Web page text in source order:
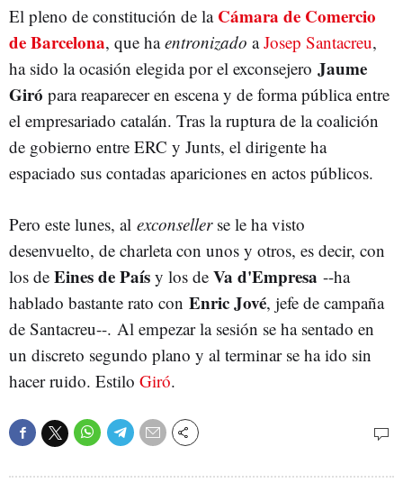
El pleno de constitución de la Cámara de Comercio
de Barcelona, que haentronizado aJosep Santacreu,
ha sido la ocasión elegida por el exconsejero Jaume
Giró para reaparecer en escena y de forma pública entre
el empresariado catalán. Tras la ruptura de la coalición
de gobierno entre ERC y Junts, el dirigente ha
espaciado sus contadas apariciones en actos públicos.
Pero este lunes, al exconsellerse le ha visto
desenvuelto, de charleta con unos y otros, es decir, con
los de EinesdePaís y los de Va d'Empresa --ha
hablado bastante rato con Enric Jové, jefe de campaña
de Santacreu--. Al empezar la sesión se ha sentado en
un discreto segundo plano y al terminar se ha ido sin
hacer ruido. Estilo Giró.